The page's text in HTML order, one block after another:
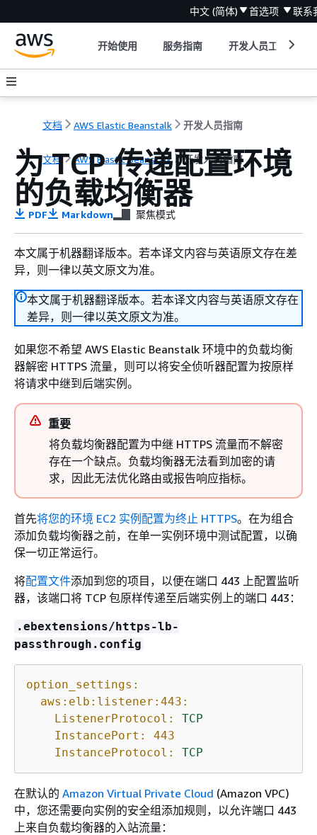
中文 (简体) 首选项 联系
开始使用 服务指南 开发人员工具
文档 AWS Elastic Beanstalk 开发人员指南
文档 AWS Elastic Beanstalk 开发人员指南
为 TCP 传递配置环境
的负载均衡器
PDF Markdown 聚焦模式
本文属于机器翻译版本。若本译文内容与英语原文存在差
异，则一律以英文原文为准。
本文属于机器翻译版本。若本译文内容与英语原文存在
差异，则一律以英文原文为准。
如果您不希望 AWS Elastic Beanstalk 环境中的负载均衡
器解密 HTTPS 流量，则可以将安全侦听器配置为按原样
将请求中继到后端实例。
重要
将负载均衡器配置为中继 HTTPS 流量而不解密
存在一个缺点。负载均衡器无法看到加密的请
求，因此无法优化路由或报告响应指标。
首先将您的环境 EC2 实例配置为终止 HTTPS。在为组合
添加负载均衡器之前，在单一实例环境中测试配置，以确
保一切正常运行。
将配置文件添加到您的项目，以便在端口 443 上配置监听
器，该端口将 TCP 包原样传递至后端实例上的端口 443：
.ebextensions/https-lb-
passthrough.config
option_settings:
aws:elb:listener:443:
ListenerProtocol:
TCP
InstancePort:
443
InstanceProtocol:
TCP
在默认的 Amazon Virtual Private Cloud (Amazon VPC)
中，您还需要向实例的安全组添加规则，以允许端口 443
上来自负载均衡器的入站流量：